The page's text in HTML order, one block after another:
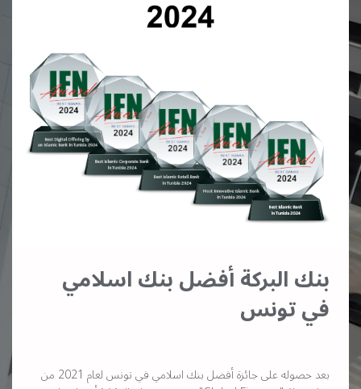
بنك البركة أفضل بنك اسلامي
في تونس
بعد حصوله على جائزة أفضل بنك اسلامي في تونس لعام 2021 من